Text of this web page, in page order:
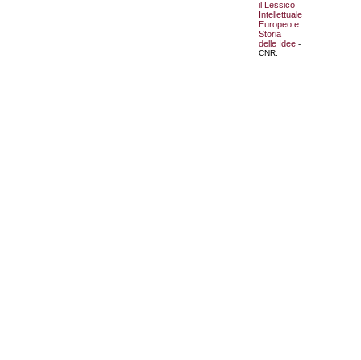
il Lessico
Intellettuale
Europeo e
Storia
delle Idee -
CNR.